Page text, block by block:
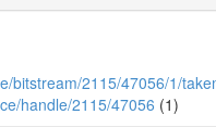
bitstream/2115/47056/1/
handle/2115/47056 (1)